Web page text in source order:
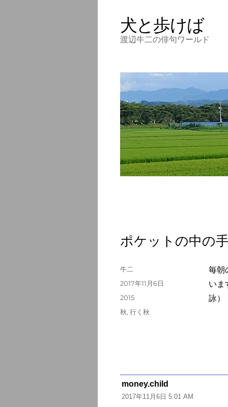
犬と歩けば
渡辺牛二の俳句ワールド
ポケットの中の
毎朝
いま
詠）
投
牛二
投
2017年11月6日
カ
テ
2015
タ
秋, 行く秋
money.child
り:
2017年11月6日 5:01 AM